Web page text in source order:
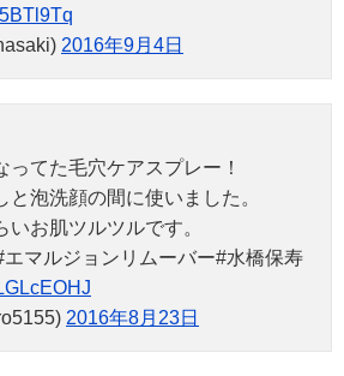
2016年9月4日
ってた毛穴ケアスプレー！
と泡洗顔の間に使いました。
お肌ツルツルです。
マルジョンリムーバー#水橋保寿
2016年8月23日